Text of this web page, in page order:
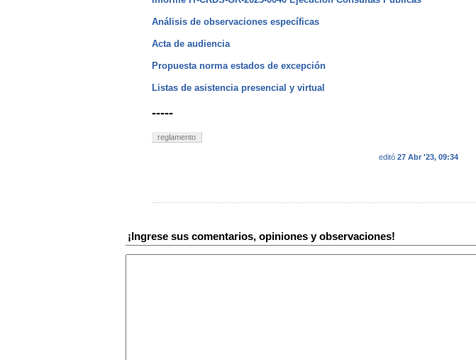
Análisis de observaciones específicas
Acta de audiencia
Propuesta norma estados de excepción
Listas de asistencia presencial y virtual
-----
reglamento
editó 27 Abr '23, 09:34
¡Ingrese sus comentarios, opiniones y observaciones!